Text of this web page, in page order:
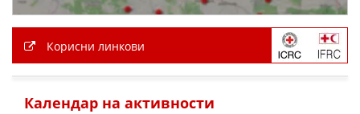
Корисни линкови
Календар на активности